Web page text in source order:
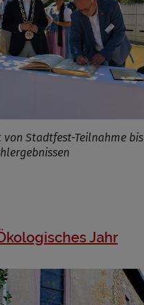
Stadtfest-Teilnahme bis
Jahr